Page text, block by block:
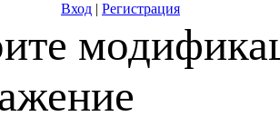
Вход | Регистрация